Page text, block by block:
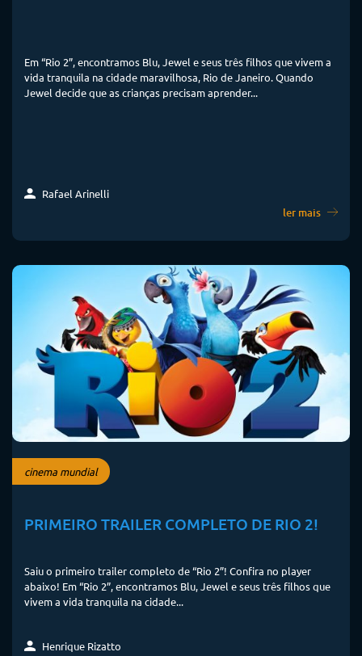
Em “Rio 2”, encontramos Blu, Jewel e seus três filhos que vivem a
vida tranquila na cidade maravilhosa, Rio de Janeiro. Quando
Jewel decide que as crianças precisam aprender...
Rafael Arinelli
ler mais
cinema mundial
PRIMEIRO TRAILER COMPLETO DE RIO 2!
Saiu o primeiro trailer completo de “Rio 2”! Confira no player
abaixo! Em “Rio 2”, encontramos Blu, Jewel e seus três filhos que
vivem a vida tranquila na cidade...
Henrique Rizatto